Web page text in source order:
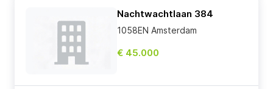
Nachtwachtlaan 384
1058EN Amsterdam
€ 45.000